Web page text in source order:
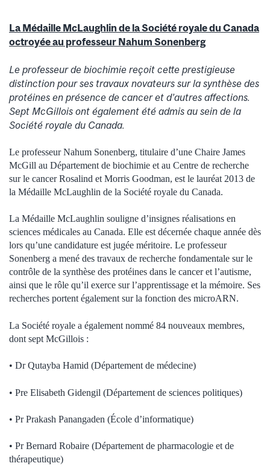
La Médaille McLaughlin de la Société royale du Canada
octroyée au professeur Nahum Sonenberg
Le professeur de biochimie reçoit cette prestigieuse
distinction pour ses travaux novateurs sur la synthèse des
protéines en présence de cancer et d’autres affections.
Sept McGillois ont également été admis au sein de la
Société royale du Canada.
Le professeur Nahum Sonenberg, titulaire d’une Chaire James
McGill au Département de biochimie et au Centre de recherche
sur le cancer Rosalind et Morris Goodman, est le lauréat 2013 de
la Médaille McLaughlin de la Société royale du Canada.
La Médaille McLaughlin souligne d’insignes réalisations en
sciences médicales au Canada. Elle est décernée chaque année dès
lors qu’une candidature est jugée méritoire. Le professeur
Sonenberg a mené des travaux de recherche fondamentale sur le
contrôle de la synthèse des protéines dans le cancer et l’autisme,
ainsi que le rôle qu’il exerce sur l’apprentissage et la mémoire. Ses
recherches portent également sur la fonction des microARN.
La Société royale a également nommé 84 nouveaux membres,
dont sept McGillois :
• Dr Qutayba Hamid (Département de médecine)
• Pre Elisabeth Gidengil (Département de sciences politiques)
• Pr Prakash Panangaden (École d’informatique)
• Pr Bernard Robaire (Département de pharmacologie et de
thérapeutique)